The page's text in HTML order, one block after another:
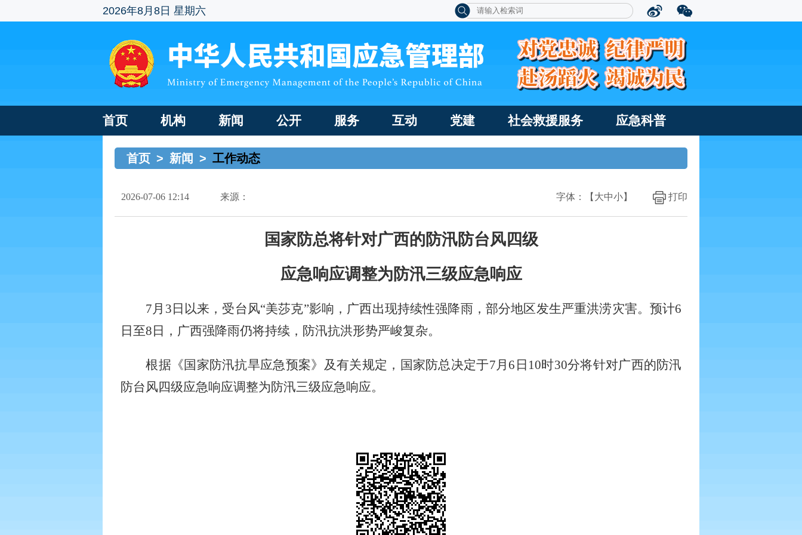
2026年8月8日 星期六
首页 机构 新闻 公开 服务 互动 党建 社会救援服务 应急科普
首页 > 新闻 > 工作动态
2026-07-06 12:14 来源： 打印
字体：【 大中小】
国家防总将针对广西的防汛防台风四级
应急响应调整为防汛三级应急响应
7 月 3 日以来，受台风“美莎克”影响，广西出现持续性强降雨，部分地区发生严重洪涝灾害。预计6
日至8 日，广西强降雨仍将持续，防汛抗洪形势严峻复杂。
根据《国家防汛抗旱应急预案》及有关规定，国家防总决定于7月 6 日 10时30分将针对广西的防汛
防台风四级应急响应调整为防汛三级应急响应。